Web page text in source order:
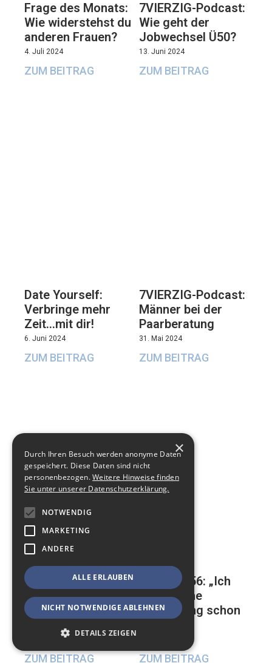
Frage des Monats:
Wie widerstehst du
anderen Frauen?
4. Juli 2024
ZUM BEITRAG
7VIERZIG-Podcast:
Wie geht der
Jobwechsel Ü50?
13. Juni 2024
ZUM BEITRAG
Date Yourself:
Verbringe mehr
Zeit…mit dir!
6. Juni 2024
ZUM BEITRAG
7VIERZIG-Podcast:
Männer bei der
Paarberatung
31. Mai 2024
ZUM BEITRAG
Auf der ewigen
Suche nach einer
glücklichen
Beziehung
23. Mai 2024
ZUM BEITRAG
Mathias, 56: „Ich
habe meine
Beerdigung schon
ZUM BEITRAG
×
Durch Ihren Besuch werden anonyme Daten
gespeichert. Diese Daten sind nicht
personenbezogen.Weitere Hinweise finden
Sie unter unserer Datenschutzerklärung.
NOTWENDIG
MARKETING
ANDERE
ALLE ERLAUBEN
NICHT NOTWENDIGE ABLEHNEN
DETAILS ZEIGEN